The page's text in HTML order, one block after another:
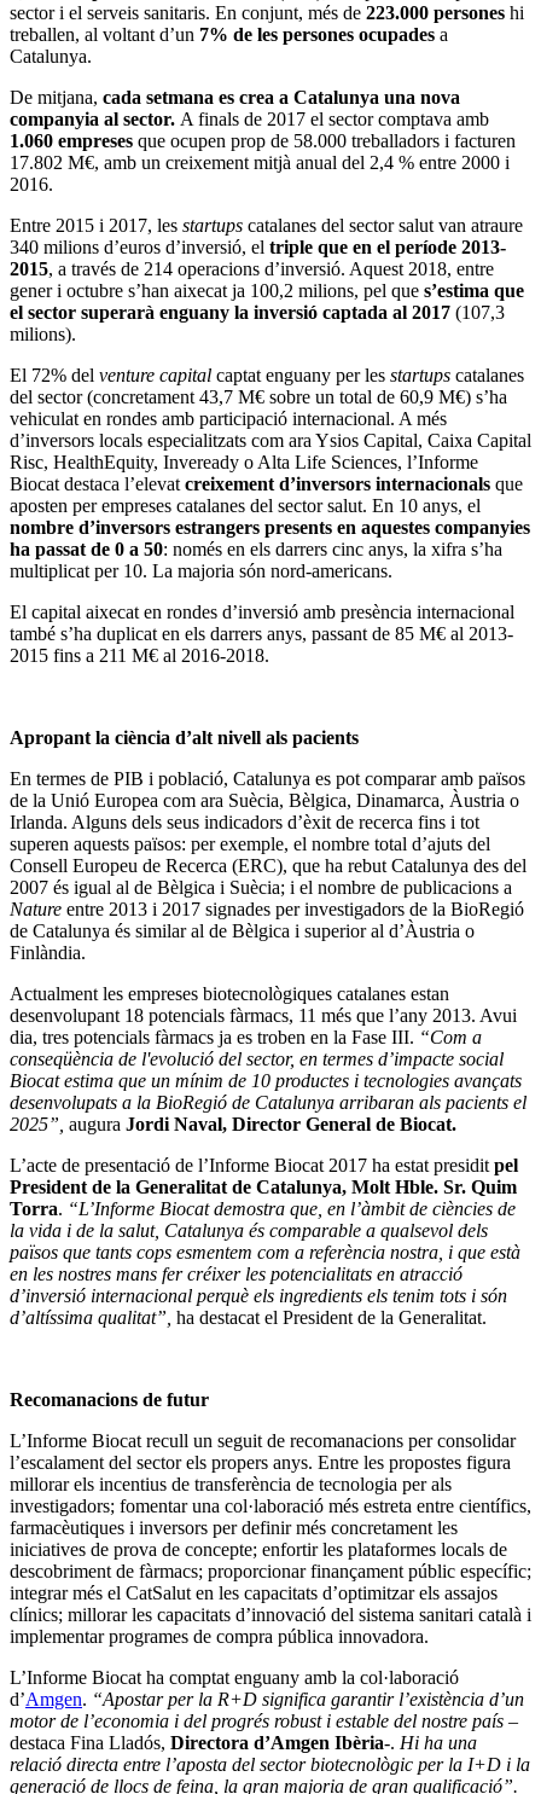
sector i el serveis sanitaris. En conjunt, més de 223.000 persones hi
treballen, al voltant d’un 7% de les persones ocupades a
Catalunya.
De mitjana, cada setmana es crea a Catalunya una nova
companyia al sector. A finals de 2017 el sector comptava amb
1.060 empreses que ocupen prop de 58.000 treballadors i facturen
17.802 M€, amb un creixement mitjà anual del 2,4 % entre 2000 i
2016.
Entre 2015 i 2017, les startups catalanes del sector salut van atraure
340 milions d’euros d’inversió, el triple que en el període 2013-
2015, a través de 214 operacions d’inversió. Aquest 2018, entre
gener i octubre s’han aixecat ja 100,2 milions, pel que s’estima que
el sector superarà enguany la inversió captada al 2017 (107,3
milions).
El 72% del venture capital captat enguany per les startups catalanes
del sector (concretament 43,7 M€ sobre un total de 60,9 M€) s’ha
vehiculat en rondes amb participació internacional. A més
d’inversors locals especialitzats com ara Ysios Capital, Caixa Capital
Risc, HealthEquity, Inveready o Alta Life Sciences, l’Informe
Biocat destaca l’elevatcreixement d’inversors internacionals que
aposten per empreses catalanes del sector salut. En 10 anys, el
nombre d’inversors estrangers presents en aquestes companyies
ha passat de 0 a 50: només en els darrers cinc anys, la xifra s’ha
multiplicat per 10. La majoria són nord-americans.
El capital aixecat en rondes d’inversió amb presència internacional
també s’ha duplicat en els darrers anys, passant de 85 M€ al 2013-
2015 fins a 211 M€ al 2016-2018.
Apropant la ciència d’alt nivell als pacients
En termes de PIB i població, Catalunya es pot comparar amb països
de la Unió Europea com ara Suècia, Bèlgica, Dinamarca, Àustria o
Irlanda. Alguns dels seus indicadors d’èxit de recerca fins i tot
superen aquests països: per exemple, el nombre total d’ajuts del
Consell Europeu de Recerca (ERC), que ha rebut Catalunya des del
2007 és igual al de Bèlgica i Suècia; i el nombre de publicacions a
Nature entre 2013 i 2017 signades per investigadors de la BioRegió
de Catalunya és similar al de Bèlgica i superior al d’Àustria o
Finlàndia.
Actualment les empreses biotecnològiques catalanes estan
desenvolupant 18 potencials fàrmacs, 11 més que l’any 2013. Avui
dia, tres potencials fàrmacs ja es troben en la Fase III. “Com a
conseqüència de l'evolució del sector, en termes d’impacte social
Biocat estima que un mínim de 10 productes i tecnologies avançats
desenvolupats a la BioRegió de Catalunya arribaran als pacients el
2025”, augura Jordi Naval, Director General de Biocat.
L’acte de presentació de l’Informe Biocat 2017 ha estat presiditpel
President de la Generalitat de Catalunya, Molt Hble. Sr. Quim
Torra. “L’Informe Biocat demostra que, en l’àmbit de ciències de
la vida i de la salut, Catalunya és comparable a qualsevol dels
països que tants cops esmentem com a referència nostra, i que està
en les nostres mans fer créixer les potencialitats en atracció
d’inversió internacional perquè els ingredients els tenim tots i són
d’altíssima qualitat”, ha destacat el President de la Generalitat.
Recomanacions de futur
L’Informe Biocat recull un seguit de recomanacions per consolidar
l’escalament del sector els propers anys. Entre les propostes figura
millorar els incentius de transferència de tecnologia per als
investigadors; fomentar una col·laboració més estreta entre científics,
farmacèutiques i inversors per definir més concretament les
iniciatives de prova de concepte; enfortir les plataformes locals de
descobriment de fàrmacs; proporcionar finançament públic específic;
integrar més el CatSalut en les capacitats d’optimitzar els assajos
clínics; millorar les capacitats d’innovació del sistema sanitari català i
implementar programes de compra pública innovadora.
L’Informe Biocat ha comptat enguany amb la col·laboració
d’Amgen. “Apostar per la R+D significa garantir l’existència d’un
motor de l’economia i del progrés robust i estable del nostre país –
destaca Fina Lladós, Directora d’Amgen Ibèria-. Hi ha una
relació directa entre l’aposta del sector biotecnològic per la I+D i la
generació de llocs de feina, la gran majoria de gran qualificació”.